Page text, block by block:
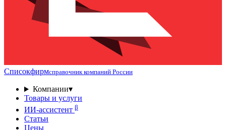
Списокфирмсправочник компаний России
Компании▾
Товары и услуги
ИИ-ассистент β
Статьи
Цены